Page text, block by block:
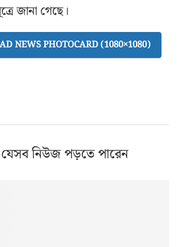
জানা গেছে।
NEWS PHOTOCARD (1080×1080)
নিউজ পড়তে পারেন